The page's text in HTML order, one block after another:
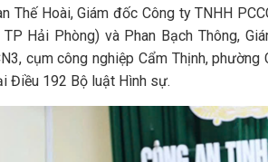
Thế Hoài, Giám đốc Công ty TNHH
Hải Phòng) và Phan Bạch Thông,
cụm công nghiệp Cẩm Thịnh, phường
Điều 192 Bộ luật Hình sự.